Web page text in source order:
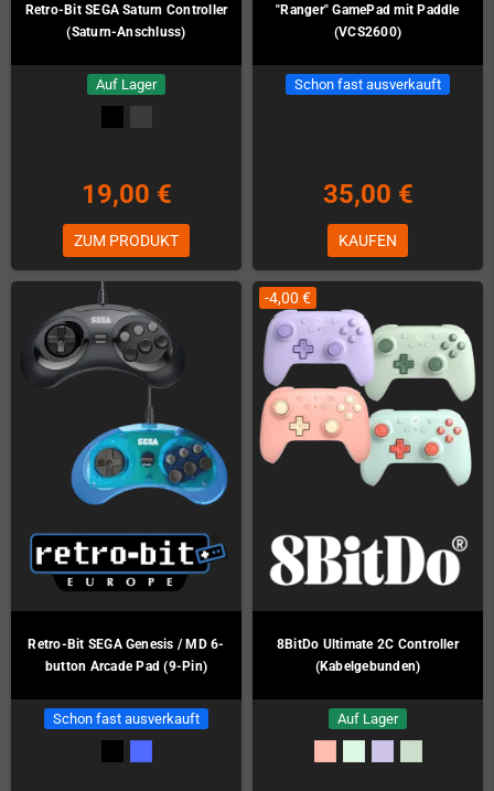
Retro-Bit SEGA Saturn Controller
(Saturn-Anschluss)
Auf Lager
19,00 €
ZUM PRODUKT
"Ranger" GamePad mit Paddle
(VCS2600)
Schon fast ausverkauft
35,00 €
KAUFEN
Retro-Bit SEGA Genesis / MD 6-
button Arcade Pad (9-Pin)
Schon fast ausverkauft
-4,00 €
8BitDo Ultimate 2C Controller
(Kabelgebunden)
Auf Lager